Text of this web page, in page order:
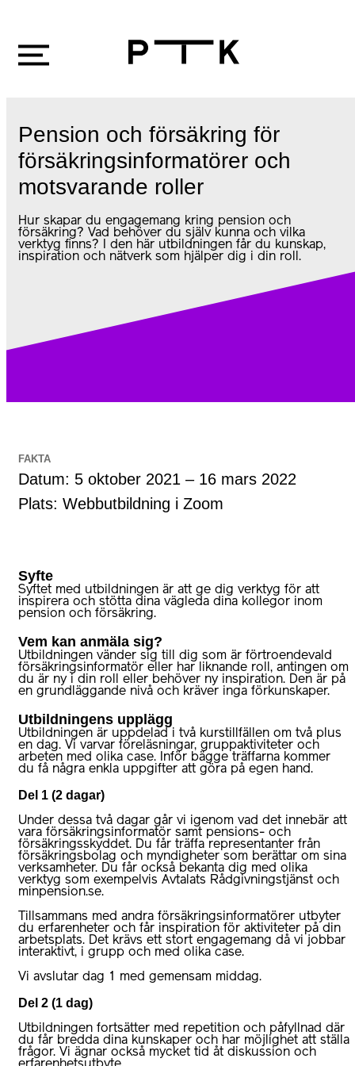
Pension och försäkring för
försäkringsinformatörer och
motsvarande roller
Hur skapar du engagemang kring pension och
försäkring? Vad behöver du själv kunna och vilka
verktyg finns? I den här utbildningen får du kunskap,
inspiration och nätverk som hjälper dig i din roll.
FAKTA
Datum: 5 oktober 2021 – 16 mars 2022
Plats: Webbutbildning i Zoom
Syfte
Syftet med utbildningen är att ge dig verktyg för att
inspirera och stötta dina vägleda dina kollegor inom
pension och försäkring.
Vem kan anmäla sig?
Utbildningen vänder sig till dig som är förtroendevald
försäkringsinformatör eller har liknande roll, antingen om
du är ny i din roll eller behöver ny inspiration. Den är på
en grundläggande nivå och kräver inga förkunskaper.
Utbildningens upplägg
Utbildningen är uppdelad i två kurstillfällen om två plus
en dag. Vi varvar föreläsningar, gruppaktiviteter och
arbeten med olika case. Inför bägge träffarna kommer
du få några enkla uppgifter att göra på egen hand.
Del 1 (2 dagar)
Under dessa två dagar går vi igenom vad det innebär att
vara försäkringsinformatör samt pensions- och
försäkringsskyddet. Du får träffa representanter från
försäkringsbolag och myndigheter som berättar om sina
verksamheter. Du får också bekanta dig med olika
verktyg som exempelvis Avtalats Rådgivningstjänst och
minpension.se.
Tillsammans med andra försäkringsinformatörer utbyter
du erfarenheter och får inspiration för aktiviteter på din
arbetsplats. Det krävs ett stort engagemang då vi jobbar
interaktivt, i grupp och med olika case.
Vi avslutar dag 1 med gemensam middag.
Del 2 (1 dag)
Utbildningen fortsätter med repetition och påfyllnad där
du får bredda dina kunskaper och har möjlighet att ställa
frågor. Vi ägnar också mycket tid åt diskussion och